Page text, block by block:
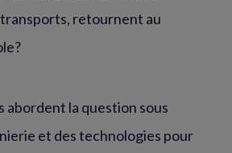
retournent au
abordent la question sous
et des technologies pour